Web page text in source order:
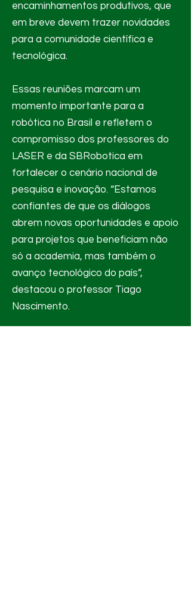
encaminhamentos produtivos, que
em breve devem trazer novidades
para a comunidade científica e
tecnológica.
Essas reuniões marcam um
momento importante para a
robótica no Brasil e refletem o
compromisso dos professores do
LASER e da SBRobotica em
fortalecer o cenário nacional de
pesquisa e inovação. “Estamos
confiantes de que os diálogos
abrem novas oportunidades e apoio
para projetos que beneficiam não
só a academia, mas também o
avanço tecnológico do país”,
destacou o professor Tiago
Nascimento.